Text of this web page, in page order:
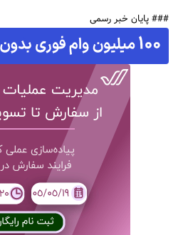
### پایان خبر رسمی